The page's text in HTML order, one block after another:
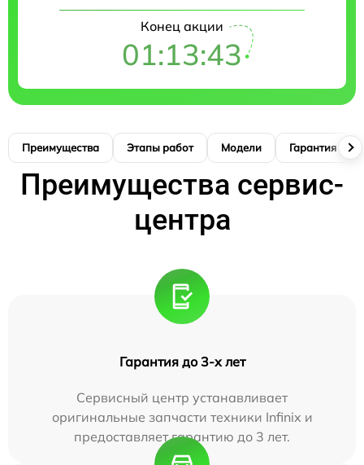
Конец акции
01:13:42
Преимущества Этапы работ Модели Гарантия
Преимущества сервис-
центра
Гарантия до 3-х лет
Сервисный центр устанавливает
оригинальные запчасти техники Infinix и
предоставляет гарантию до 3 лет.